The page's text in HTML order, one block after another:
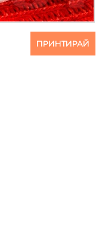
ПРИНТИРАЙ